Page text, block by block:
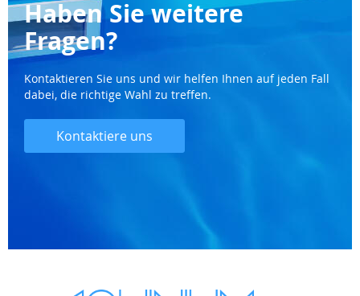
Haben Sie weitere
Fragen?
Kontaktieren Sie uns und wir helfen Ihnen auf jeden Fall
dabei, die richtige Wahl zu treffen.
Kontaktiere uns